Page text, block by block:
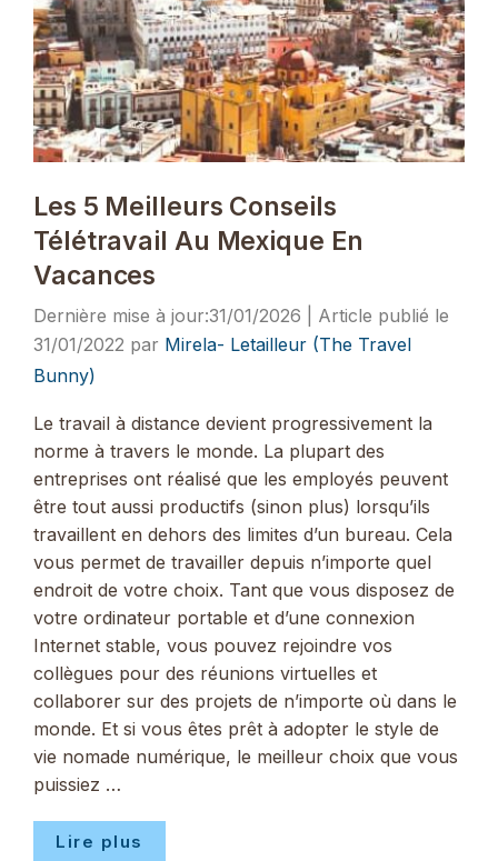
Les 5 Meilleurs Conseils
Télétravail Au Mexique En
Vacances
31/01/2026
31/01/2022 par Mirela- Letailleur (The Travel
Bunny)
Le travail à distance devient progressivement la
norme à travers le monde. La plupart des
entreprises ont réalisé que les employés peuvent
être tout aussi productifs (sinon plus) lorsqu’ils
travaillent en dehors des limites d’un bureau. Cela
vous permet de travailler depuis n’importe quel
endroit de votre choix. Tant que vous disposez de
votre ordinateur portable et d’une connexion
Internet stable, vous pouvez rejoindre vos
collègues pour des réunions virtuelles et
collaborer sur des projets de n’importe où dans le
monde. Et si vous êtes prêt à adopter le style de
vie nomade numérique, le meilleur choix que vous
puissiez …
Lire plus